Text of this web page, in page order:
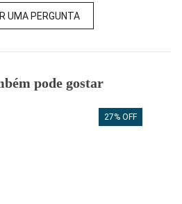
UMA PERGUNTA
pode gostar
27% OFF